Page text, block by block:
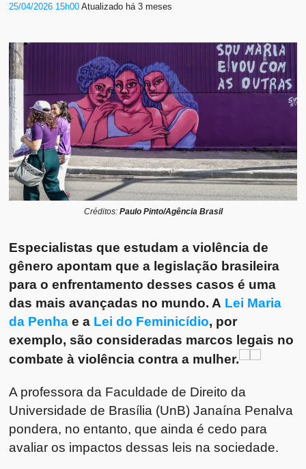
25/04/2026 15h00Atualizado há 3 meses
Créditos: Paulo Pinto/Agência Brasil
Especialistas que estudam a violência de
gênero apontam que a legislação brasileira
para o enfrentamento desses casos é uma
das mais avançadas no mundo. A Lei Maria
da Penha e a Lei do Feminicídio, por
exemplo, são consideradas marcos legais no
combate à violência contra a mulher.
A professora da Faculdade de Direito da
Universidade de Brasília (UnB) Janaína Penalva
pondera, no entanto, que ainda é cedo para
avaliar os impactos dessas leis na sociedade.